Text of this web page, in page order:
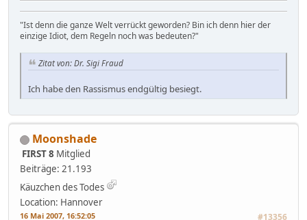
"Ist denn die ganze Welt verrückt geworden? Bin ich denn hier der
einzige Idiot, dem Regeln noch was bedeuten?"
Zitat von: Dr. Sigi Fraud
Ich habe den Rassismus endgültig besiegt.
Moonshade
FIRST 8 Mitglied
Beiträge: 21.193
Käuzchen des Todes
Location: Hannover
16 Mai 2007, 16:52:05 #13356